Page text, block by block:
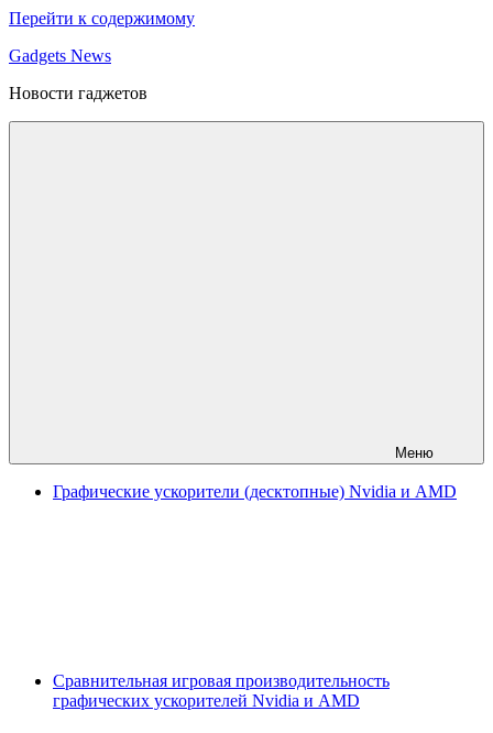
Перейти к содержимому
Gadgets News
Новости гаджетов
Меню
Графические ускорители (десктопные) Nvidia и AMD
Сравнительная игровая производительность
графических ускорителей Nvidia и AMD